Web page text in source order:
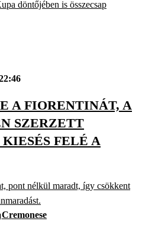
döntőjében is összecsap
A FIORENTINÁT, A
SZERZETT
FELÉ A
pont nélkül maradt, így csökkent
Cremonese